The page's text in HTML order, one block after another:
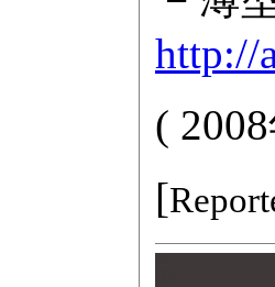
http://
(
[